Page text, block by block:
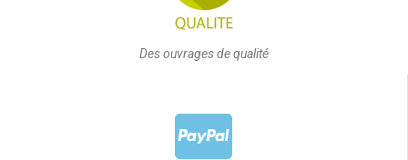
Des ouvrages de qualité